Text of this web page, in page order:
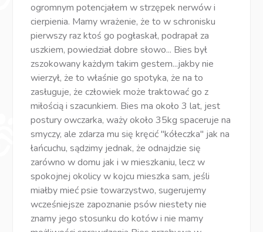
ogromnym potencjałem w strzępek nerwów i
cierpienia. Mamy wrażenie, że to w schronisku
pierwszy raz ktoś go pogłaskał, podrapał za
uszkiem, powiedział dobre słowo... Bies był
zszokowany każdym takim gestem...jakby nie
wierzył, że to właśnie go spotyka, że na to
zasługuje, że człowiek może traktować go z
miłością i szacunkiem. Bies ma około 3 lat, jest
postury owczarka, waży około 35kg spaceruje na
smyczy, ale zdarza mu się kręcić "kółeczka" jak na
łańcuchu, sądzimy jednak, że odnajdzie się
zarówno w domu jak i w mieszkaniu, lecz w
spokojnej okolicy w kojcu mieszka sam, jeśli
miałby mieć psie towarzystwo, sugerujemy
wcześniejsze zapoznanie psów niestety nie
znamy jego stosunku do kotów i nie mamy